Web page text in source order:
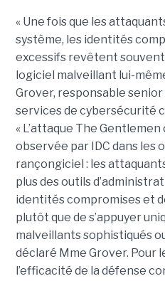
« Une fois que les
système, les identités
excessifs revêtent souvent
logiciel malveillant lui-
Grover, responsable
services de cybersécurité
« L’attaque The
observée par IDC dans les
rançongiciel : les
plus des outils
identités compromises et
plutôt que de s’appuyer
malveillants sophistiqués
déclaré Mme Grover. Pour
l’efficacité de la défense